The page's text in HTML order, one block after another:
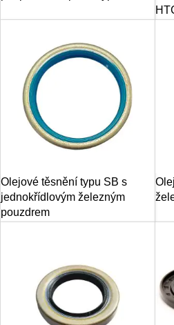
Olejové těsnění typu SB s
jednokřídlovým železným
pouzdrem